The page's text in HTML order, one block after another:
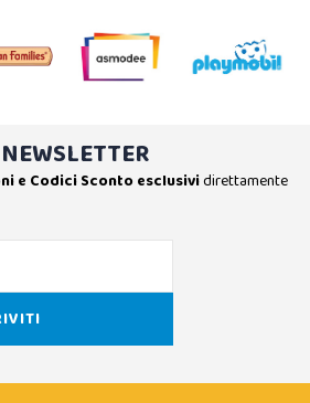
e Codici Sconto esclusividirettamente